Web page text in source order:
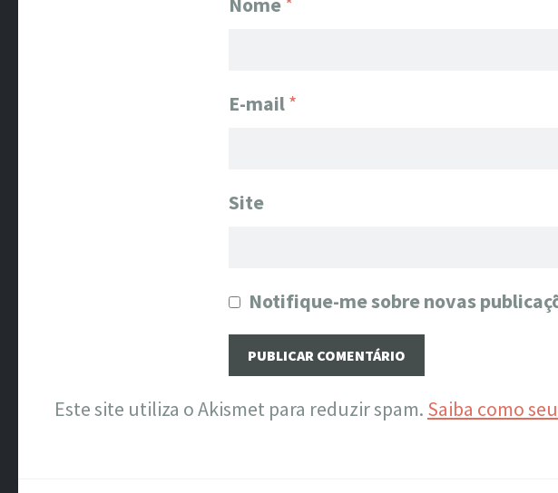
E-mail*
Site
Notifique-me sobre novas
Este site utiliza o Akismet para reduzir spam. Saiba como